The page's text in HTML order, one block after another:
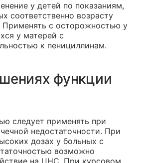
у детей по показаниям,
соответственно возрасту
Применять с осторожностью у
у матерей с
к пенициллинам.
функции
следует применять при
недостаточности. При
дозах у больных с
возможно